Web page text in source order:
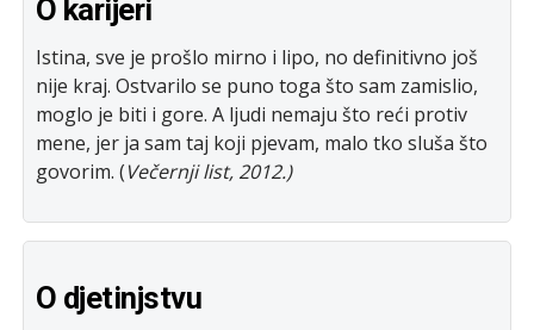
O karijeri
Istina, sve je prošlo mirno i lipo, no definitivno još
nije kraj. Ostvarilo se puno toga što sam zamislio,
moglo je biti i gore. A ljudi nemaju što reći protiv
mene, jer ja sam taj koji pjevam, malo tko sluša što
govorim. (Večernji list, 2012.)
O djetinjstvu